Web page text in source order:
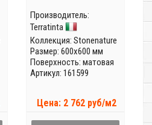
Производитель:
Terratinta
Коллекция: Stonenature
Размер: 600x600 мм
Поверхность: матовая
Артикул: 161599
Цена: 2 762 руб/м2